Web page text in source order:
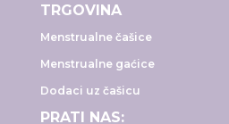
TRGOVINA
Menstrualne čašice
Menstrualne gaćice
Dodaci uz čašicu
PRATI NAS: